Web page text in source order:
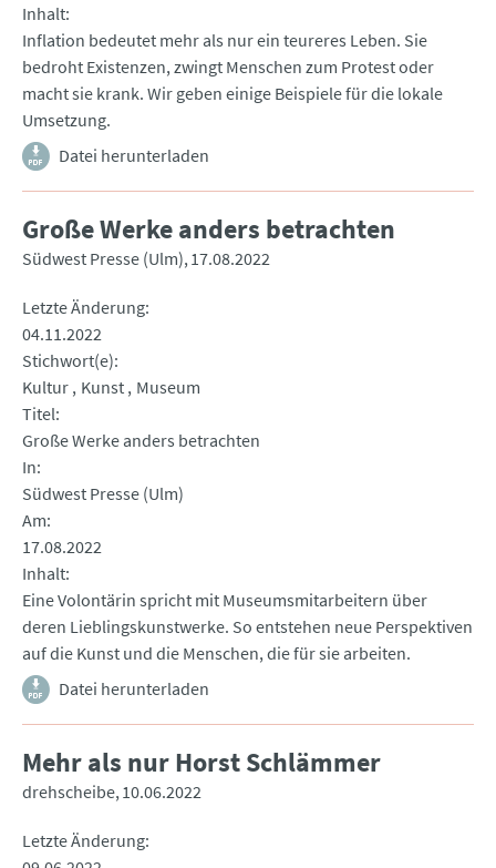
Inhalt
Inflation bedeutet mehr als nur ein teureres Leben. Sie
bedroht Existenzen, zwingt Menschen zum Protest oder
macht sie krank. Wir geben einige Beispiele für die lokale
Umsetzung.
Datei herunterladen
Große Werke anders betrachten
Südwest Presse (Ulm) 17.08.2022
Letzte Änderung
04.11.2022
Stichwort(e)
Kultur Kunst Museum
Titel
Große Werke anders betrachten
In
Südwest Presse (Ulm)
Am
17.08.2022
Inhalt
Eine Volontärin spricht mit Museumsmitarbeitern über
deren Lieblingskunstwerke. So entstehen neue Perspektiven
auf die Kunst und die Menschen, die für sie arbeiten.
Datei herunterladen
Mehr als nur Horst Schlämmer
drehscheibe 10.06.2022
Letzte Änderung